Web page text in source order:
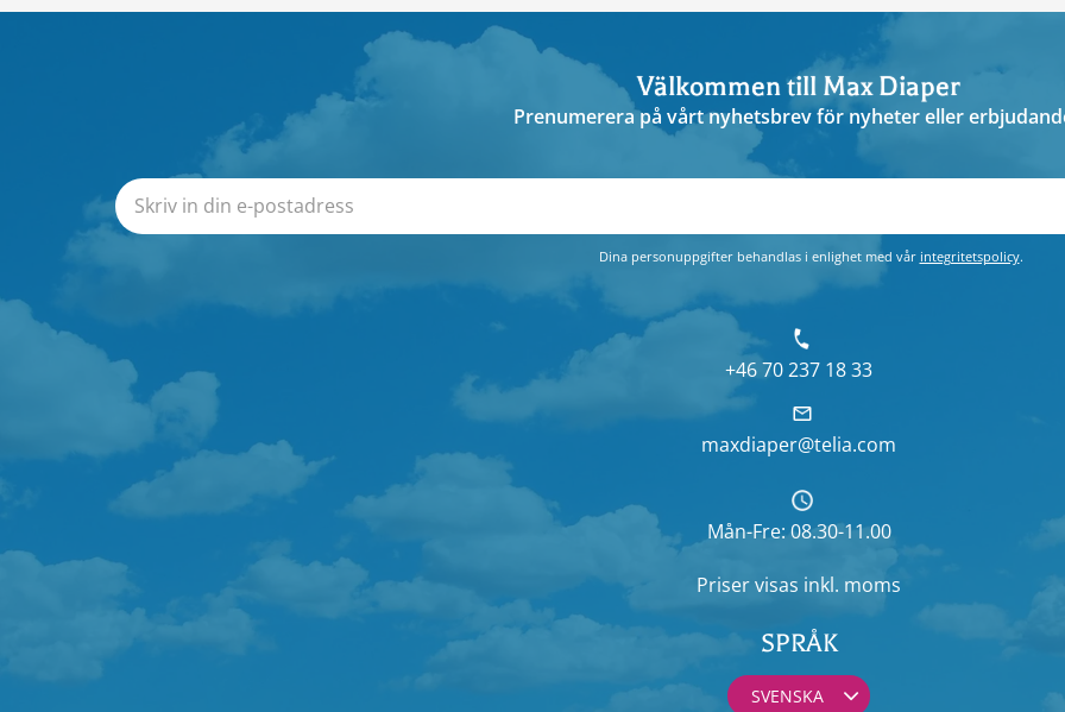
Välkommen till Max Diaper
Prenumerera på vårt nyhetsbrev för nyheter eller
Dina personuppgifter behandlas i enlighet med vår integritetspolicy.
+46 70 237 18 33
maxdiaper@telia.com
Mån-Fre: 08.30-11.00
Priser visas inkl. moms
SPRÅK